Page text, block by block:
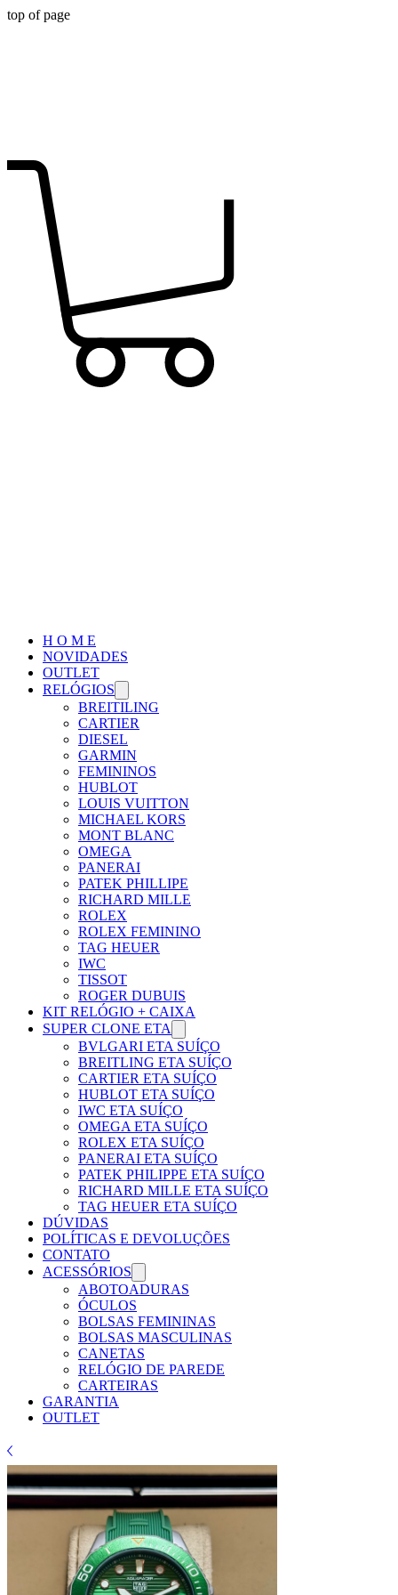
top of page
H O M E
NOVIDADES
OUTLET
RELÓGIOS
BREITILING
CARTIER
DIESEL
GARMIN
FEMININOS
HUBLOT
LOUIS VUITTON
MICHAEL KORS
MONT BLANC
OMEGA
PANERAI
PATEK PHILLIPE
RICHARD MILLE
ROLEX
ROLEX FEMININO
TAG HEUER
IWC
TISSOT
ROGER DUBUIS
KIT RELÓGIO + CAIXA
SUPER CLONE ETA
BVLGARI ETA SUÍÇO
BREITLING ETA SUÍÇO
CARTIER ETA SUÍÇO
HUBLOT ETA SUÍÇO
IWC ETA SUÍÇO
OMEGA ETA SUÍÇO
ROLEX ETA SUÍÇO
PANERAI ETA SUÍÇO
PATEK PHILIPPE ETA SUÍÇO
RICHARD MILLE ETA SUÍÇO
TAG HEUER ETA SUÍÇO
DÚVIDAS
POLÍTICAS E DEVOLUÇÕES
CONTATO
ACESSÓRIOS
ABOTOADURAS
ÓCULOS
BOLSAS FEMININAS
BOLSAS MASCULINAS
CANETAS
RELÓGIO DE PAREDE
CARTEIRAS
GARANTIA
OUTLET